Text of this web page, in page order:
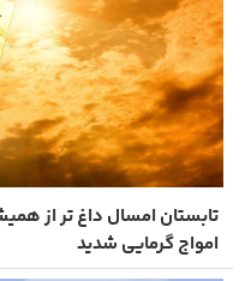
تابستان امسال داغ‌ تر از
امواج گرمایی شدید